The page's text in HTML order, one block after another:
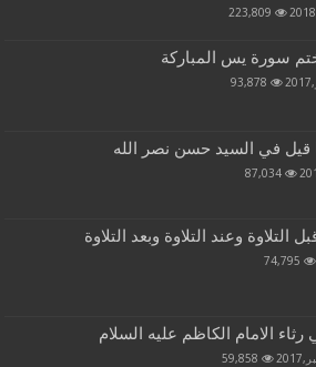
223,809
سورة يس المباركة
93,878
قيل في السيد حسن نصر الله
87,034
التلاوة وعند التلاوة وبعد التلاوة
74,795
رثاء الامام الكاظم عليه السلام
59,858